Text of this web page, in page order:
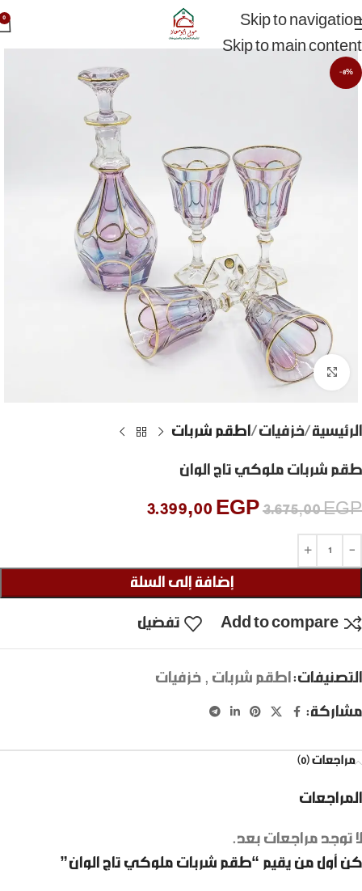
Skip to navigation
Skip to main content
0
-8%
Click to enlarge
الرئيسية خزفيات اطقم شربات
طقم شربات ملوكي تاج الوان
3.675,00EGP
3.399,00 EGP
إضافة إلى السلة
Add to compare تفضيل
التصنيفات: اطقم شربات , خزفيات
مشاركة:
مراجعات (0)
المراجعات
لا توجد مراجعات بعد.
كن أول من يقيم “طقم شربات ملوكي تاج الوان”